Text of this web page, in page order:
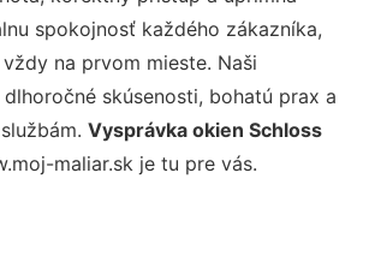
spokojnosť každého zákazníka,
na prvom mieste. Naši
skúsenosti, bohatú prax a
Vysprávka okien Schloss
maliar.sk je tu pre vás.